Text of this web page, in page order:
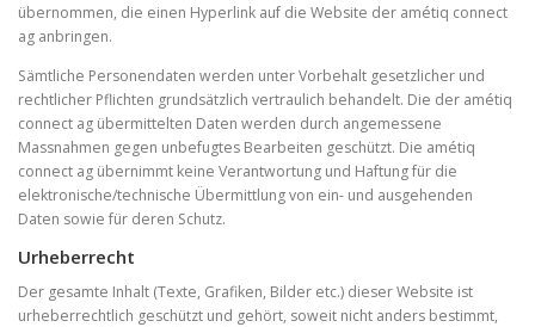
übernommen, die einen Hyperlink auf die Website der amétiq connect
ag anbringen.
Sämtliche Personendaten werden unter Vorbehalt gesetzlicher und
rechtlicher Pflichten grundsätzlich vertraulich behandelt. Die der amétiq
connect ag übermittelten Daten werden durch angemessene
Massnahmen gegen unbefugtes Bearbeiten geschützt. Die amétiq
connect ag übernimmt keine Verantwortung und Haftung für die
elektronische/technische Übermittlung von ein- und ausgehenden
Daten sowie für deren Schutz.
Urheberrecht
Der gesamte Inhalt (Texte, Grafiken, Bilder etc.) dieser Website ist
urheberrechtlich geschützt und gehört, soweit nicht anders bestimmt,